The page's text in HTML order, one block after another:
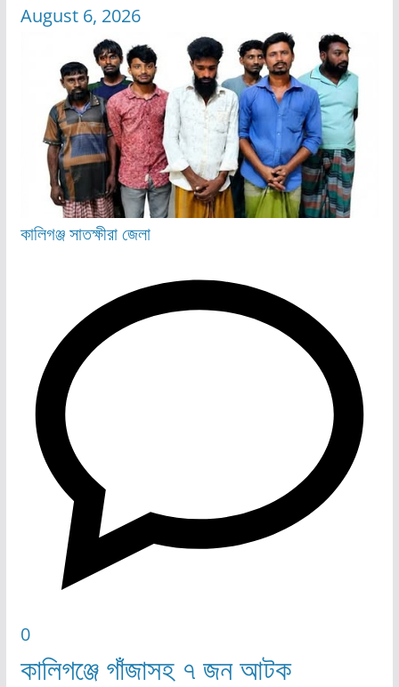
August 6, 2026
কালিগঞ্জসাতক্ষীরা জেলা
0
কালিগঞ্জে গাঁজাসহ ৭ জন আটক